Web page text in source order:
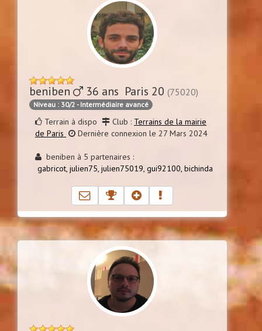
beniben 36 ans Paris 20 (75020)
Niveau : 30/2 - Intermédiaire avancé
Terrain à dispo Club : Terrains de la mairie
de Paris
Dernière connexion le 27 Mars 2024
beniben à 5 partenaires :
gabricot, julien75, julien75019, gui92100, bichinda